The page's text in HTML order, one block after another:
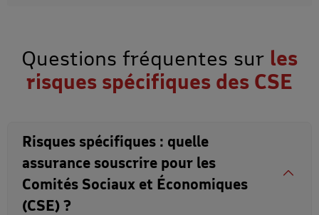
Questions fréquentes sur les
risques spécifiques des CSE
Risques spécifiques : quelle
assurance souscrire pour les
Comités Sociaux et Économiques
(CSE) ?